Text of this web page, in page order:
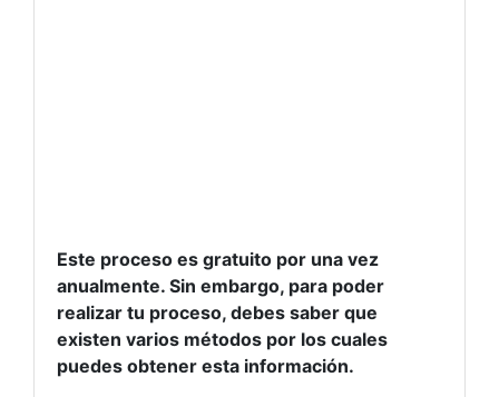
Este proceso es gratuito por una vez
anualmente. Sin embargo, para poder
realizar tu proceso, debes saber que
existen varios métodos por los cuales
puedes obtener esta información.